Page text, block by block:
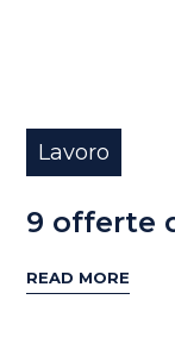
Lavoro
9 offerte
READ MORE